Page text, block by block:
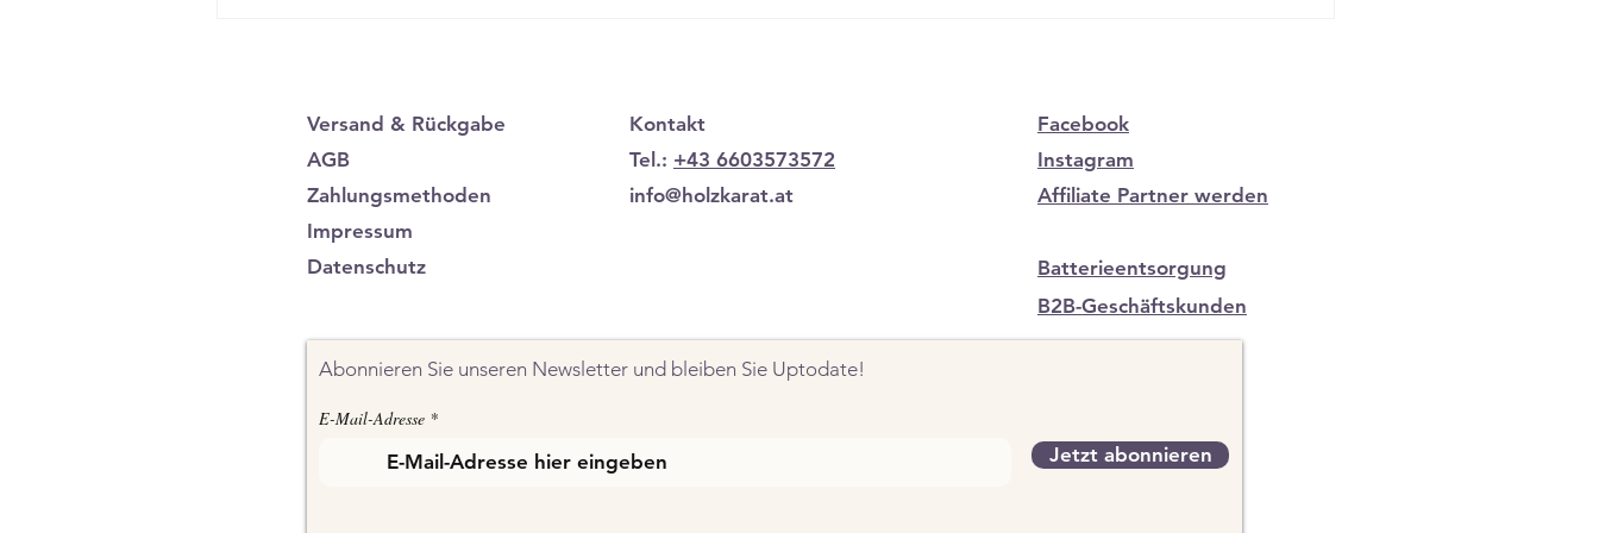
Versand & Rückgabe
AGB
Zahlungsmethoden
Impressum
Datenschutz
Kontakt
Tel.: +43 6603573572
info@holzkarat.at
Facebook
Instagram
Affiliate Partner werden
Batterieentsorgung
B2B-Geschäftskunden
Abonnieren Sie unseren Newsletter und bleiben Sie Uptodate!
E-Mail-Adresse
Jetzt abonnieren